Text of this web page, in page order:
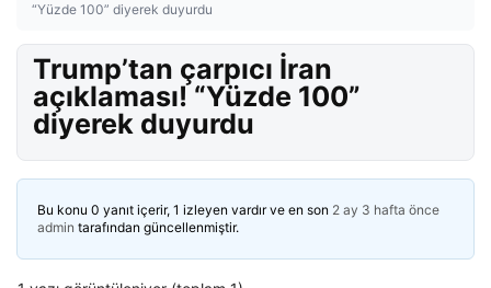
“Yüzde 100” diyerek duyurdu
Trump’tan çarpıcı İran
açıklaması! “Yüzde 100”
diyerek duyurdu
Bu konu 0 yanıt içerir, 1 izleyen vardır ve en son 2 ay 3 hafta önce
admin tarafından güncellenmiştir.